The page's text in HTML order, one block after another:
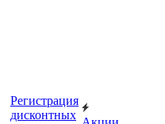
Регистрация
дисконтных